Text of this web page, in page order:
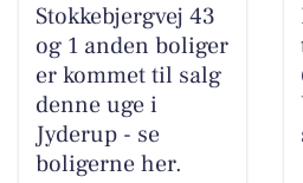
Stokkebjergvej 43
og 1 anden boliger
er kommet til salg
denne uge i
Jyderup - se
boligerne her.